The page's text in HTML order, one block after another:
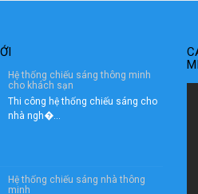
Hệ thống chiếu sáng thông minh
cho khách sạn
Thi công hệ thống chiếu sáng cho
nhà ngh�...
Hệ thống chiếu sáng nhà thông
minh